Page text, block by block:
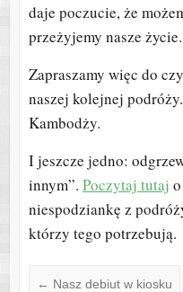
daje poczucie, że
przeżyjemy nasze życie.
Zapraszamy więc do
naszej kolejnej
Kambodży.
I jeszcze jedno:
innym”. Poczytaj tutaj
niespodziankę z
którzy tego potrzebują.
← Nasz debiut w kiosku